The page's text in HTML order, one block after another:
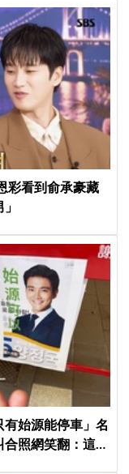
彩看到俞承豪藏
始源能停車」名
照網笑翻：這輩